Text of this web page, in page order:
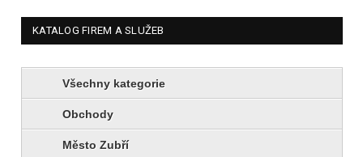
KATALOG FIREM A SLUŽEB
Všechny kategorie
Obchody
Město Zubří